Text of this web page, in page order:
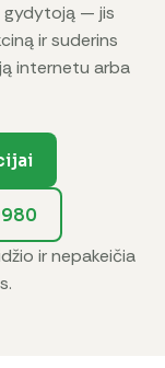
gydytoją — jis
ir suderins
internetu arba
ir nepakeičia